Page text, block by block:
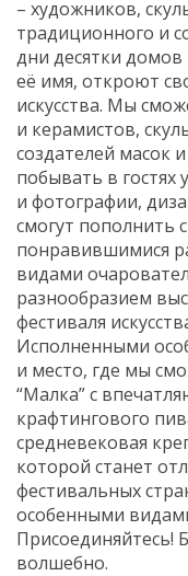
– художников,
традиционного и
дни десятки домов
её имя, откроют
искусства. Мы
и керамистов,
создателей масок
побывать в гостях
и фотографии,
смогут пополнить
понравившимися
видами
разнообразием
фестиваля
Исполненными
и место, где мы
“Малка” с
крафтингового
средневековая
которой станет
фестивальных
особенными
Присоединяйтесь!
волшебно.